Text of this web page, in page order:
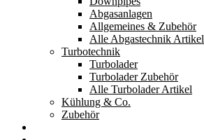
Abgasanlagen
Allgemeines & Zubehör
Alle Abgastechnik Artikel
Turbotechnik
Turbolader
Turbolader Zubehör
Alle Turbolader Artikel
Kühlung & Co.
Zubehör